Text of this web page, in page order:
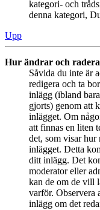
kategori- och
denna kategori,
Upp
Hur ändrar och
Såvida du inte är
redigera och ta
inlägg (ibland
gjorts) genom att
inlägget. Om
att finnas en liten
det, som visar hur
inlägget. Detta
ditt inlägg. Det
moderator eller
kan de om de vill
varför. Observera
inlägg om det